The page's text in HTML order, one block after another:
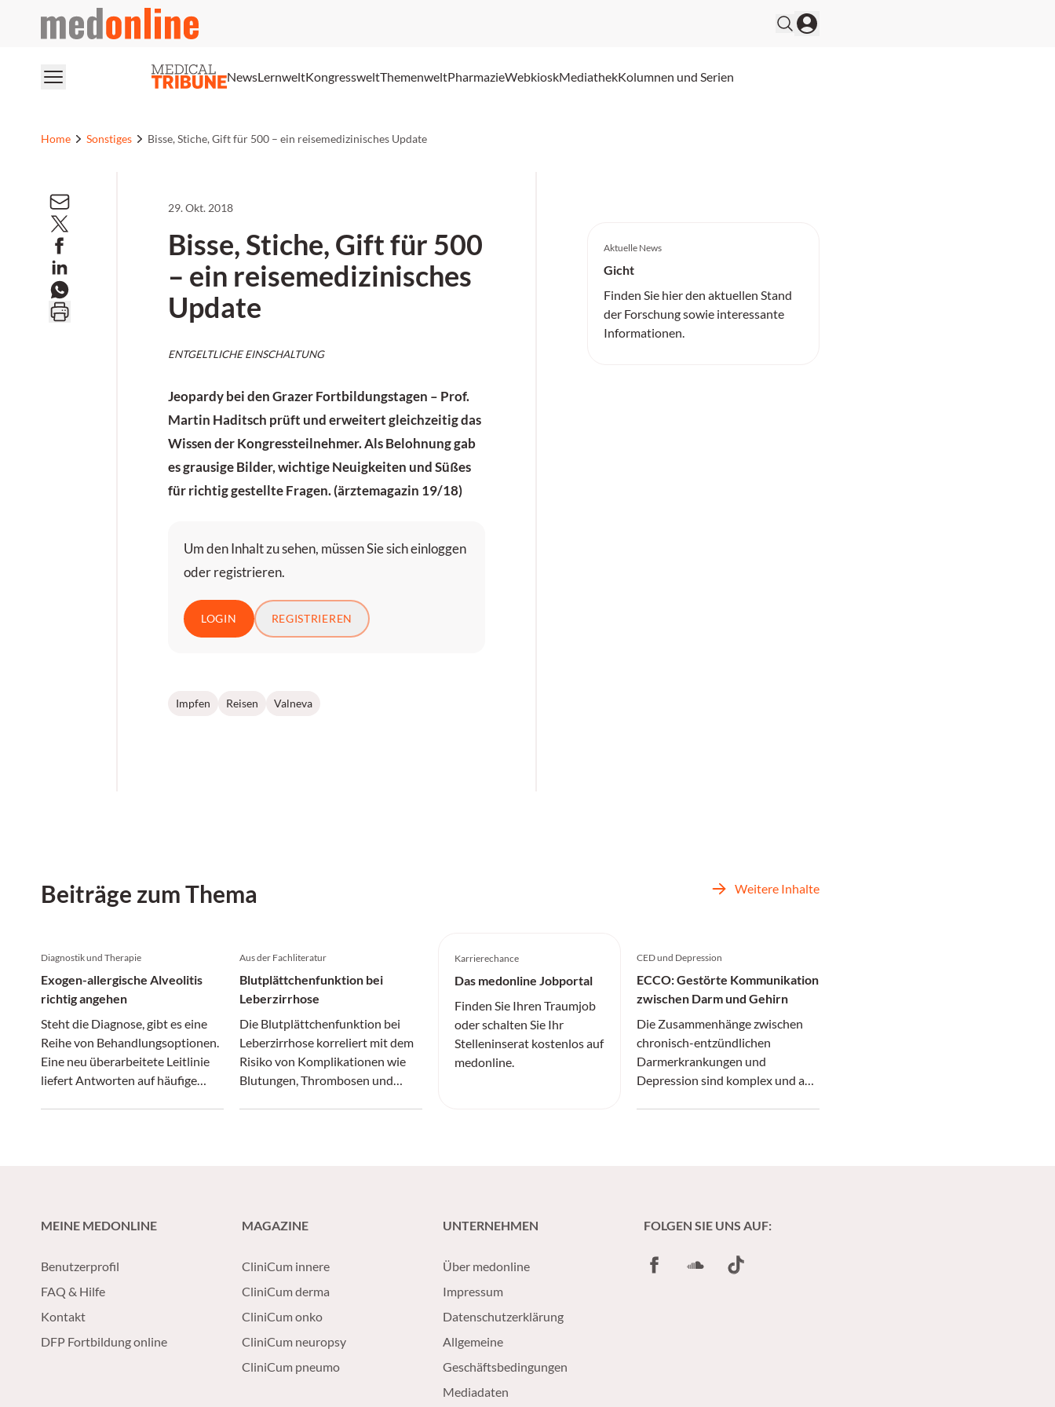
medonline
NewsLernweltKongressweltThemenweltPharmazieWebkioskMediathekKolumnen und Serien
Home Sonstiges Bisse, Stiche, Gift für 500 – ein reisemedizinisches Update
29. Okt. 2018
Bisse, Stiche, Gift für 500
– ein reisemedizinisches
Update
ENTGELTLICHE EINSCHALTUNG
Jeopardy bei den Grazer Fortbildungstagen – Prof.
Martin Haditsch prüft und erweitert gleichzeitig das
Wissen der Kongressteilnehmer. Als Belohnung gab
es grausige Bilder, wichtige Neuigkeiten und Süßes
für richtig gestellte Fragen. (ärztemagazin 19/18)
Um den Inhalt zu sehen, müssen Sie sich einloggen
oder registrieren.
LOGIN REGISTRIEREN
Impfen Reisen Valneva
Aktuelle News
Gicht
Finden Sie hier den aktuellen Stand
der Forschung sowie interessante
Informationen.
Beiträge zum Thema Weitere Inhalte
Diagnostik und Therapie
Exogen-allergische Alveolitis
richtig angehen
Steht die Diagnose, gibt es eine
Reihe von Behandlungsoptionen.
Eine neu überarbeitete Leitlinie
liefert Antworten auf häufige
Aus der Fachliteratur
Blutplättchenfunktion bei
Leberzirrhose
Die Blutplättchenfunktion bei
Leberzirrhose korreliert mit dem
Risiko von Komplikationen wie
Blutungen, Thrombosen und
Karrierechance
Das medonline Jobportal
Finden Sie Ihren Traumjob
oder schalten Sie Ihr
Stelleninserat kostenlos auf
medonline.
CED und Depression
ECCO: Gestörte Kommunikation
zwischen Darm und Gehirn
Die Zusammenhänge zwischen
chronisch-entzündlichen
Darmerkrankungen und
Depression sind komplex und auf
MEINE MEDONLINE
Benutzerprofil
FAQ & Hilfe
Kontakt
DFP Fortbildung online
MAGAZINE
CliniCum innere
CliniCum derma
CliniCum onko
CliniCum neuropsy
CliniCum pneumo
UNTERNEHMEN
Über medonline
Impressum
Datenschutzerklärung
Allgemeine
Geschäftsbedingungen
Mediadaten
FOLGEN SIE UNS AUF:
FacebookSoundCloud
TikTok